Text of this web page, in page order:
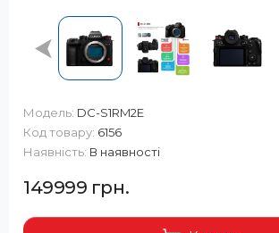
Модель: DC-S1RM2E
Код товару: 6156
Наявність: В наявності
149999 грн.